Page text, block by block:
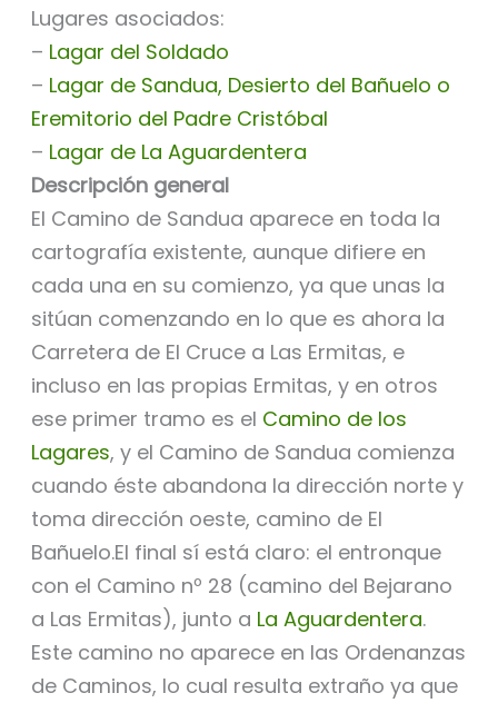
Lugares asociados:
– Lagar del Soldado
– Lagar de Sandua, Desierto del Bañuelo o
Eremitorio del Padre Cristóbal
– Lagar de La Aguardentera
Descripción general
El Camino de Sandua aparece en toda la
cartografía existente, aunque difiere en
cada una en su comienzo, ya que unas la
sitúan comenzando en lo que es ahora la
Carretera de El Cruce a Las Ermitas, e
incluso en las propias Ermitas, y en otros
ese primer tramo es el Camino de los
Lagares, y el Camino de Sandua comienza
cuando éste abandona la dirección norte y
toma dirección oeste, camino de El
Bañuelo.El final sí está claro: el entronque
con el Camino nº 28 (camino del Bejarano
a Las Ermitas), junto a La Aguardentera.
Este camino no aparece en las Ordenanzas
de Caminos, lo cual resulta extraño ya que